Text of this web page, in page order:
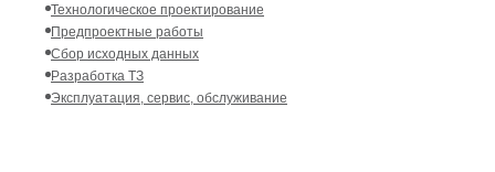
Технологическое проектирование
Предпроектные работы
Сбор исходных данных
Разработка ТЗ
Эксплуатация, сервис, обслуживание